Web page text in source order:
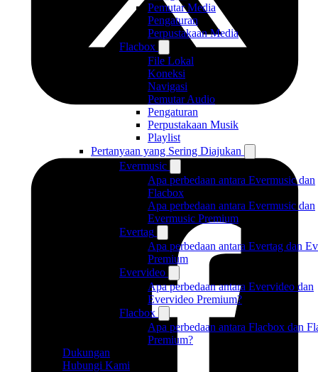
Pemutar Media
Pengaturan
Perpustakaan Media
Flacbox
File Lokal
Koneksi
Navigasi
Pemutar Audio
Pengaturan
Perpustakaan Musik
Playlist
Pertanyaan yang Sering Diajukan
Evermusic
Apa perbedaan antara Evermusic dan
Flacbox
Apa perbedaan antara Evermusic dan
Evermusic Premium
Evertag
Apa perbedaan antara Evertag dan
Premium
Evervideo
Apa perbedaan antara Evervideo dan
Evervideo Premium?
Flacbox
Apa perbedaan antara Flacbox dan
Premium?
Dukungan
Hubungi Kami